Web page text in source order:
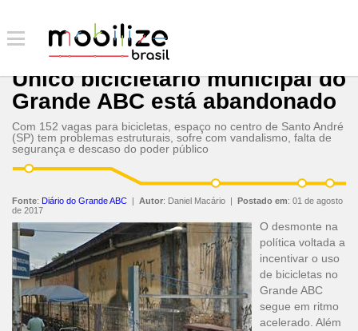
Único bicicletário municipal do
Grande ABC está abandonado
Com 152 vagas para bicicletas, espaço no centro de Santo André
(SP) tem problemas estruturais, sofre com vandalismo, falta de
segurança e descaso do poder público
Fonte: Diário do Grande ABC | Autor: Daniel Macário | Postado em: 01 de agosto
de 2017
O desmonte na
política voltada a
incentivar o uso
de bicicletas no
Grande ABC
segue em ritmo
acelerado. Além